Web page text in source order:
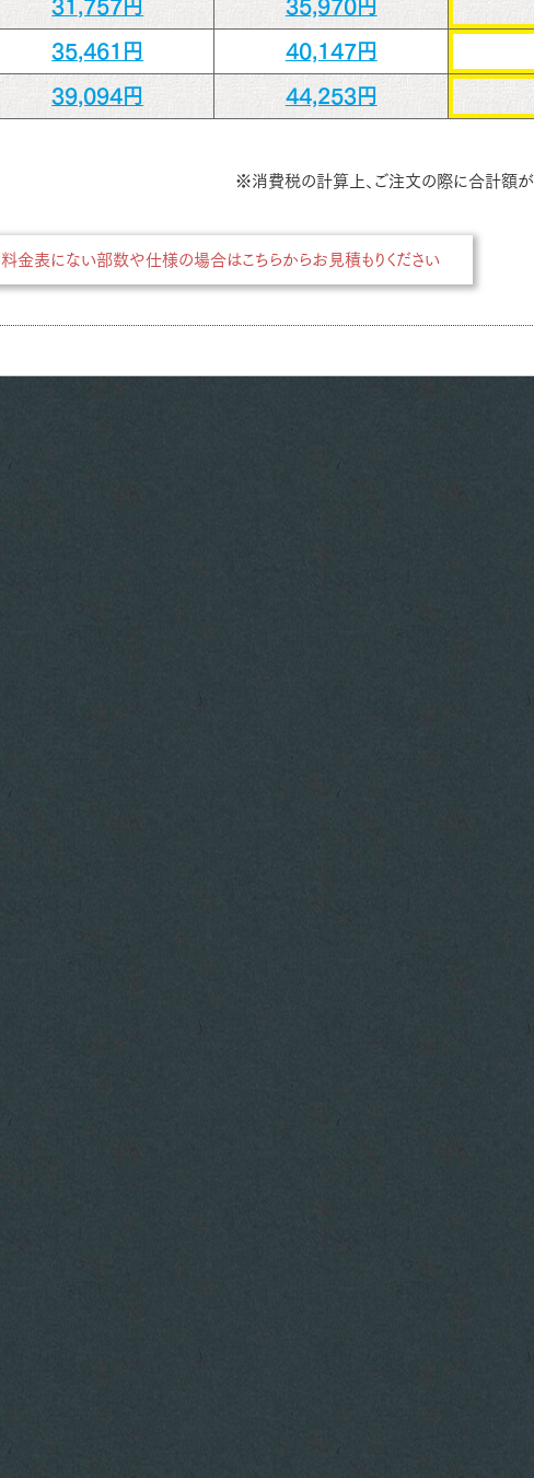
31,757円 35,970円
35,461円 40,147円
39,094円 44,253円
※消費税の計算上、ご注文の際に合計額が
料金表にない部数や仕様の場合はこちらからお見積もりください